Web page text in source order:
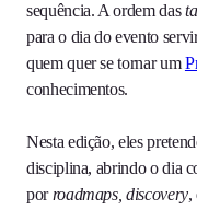
sequência. A ordem das
para o dia do evento
quem quer se tornar um
conhecimentos.
Nesta edição, eles
disciplina, abrindo o dia
porroadmaps, discovery,